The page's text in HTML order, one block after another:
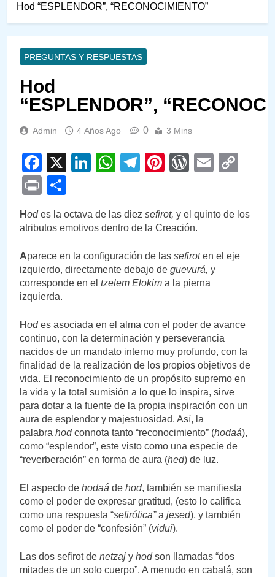
Hod “ESPLENDOR”, “RECONOCIMIENTO”
PREGUNTAS Y RESPUESTAS
Hod
“ESPLENDOR”,
Admin 4 Años Ago 0 3 Mins
Facebook
X LinkedIn
WhatsApp
Telegram
PinterestEmail
Print
Hodes la octava de las diez sefirot, y el quinto de los
atributos emotivos dentro de la Creación.
Aparece en la configuración de las sefiroten el eje
izquierdo, directamente debajo de guevurá, y
corresponde en el tzelem Elokim a la pierna
izquierda.
Hodes asociada en el alma con el poder de avance
continuo, con la determinación y perseverancia
nacidos de un mandato interno muy profundo, con la
finalidad de la realización de los propios objetivos de
vida. El reconocimiento de un propósito supremo en
la vida y la total sumisión a lo que lo inspira, sirve
para dotar a la fuente de la propia inspiración con un
aura de esplendor y majestuosidad. Así, la
palabra hodconnota tanto “reconocimiento” (hodaá),
como “esplendor”, este visto como una especie de
“reverberación” en forma de aura (hed) de luz.
E l aspecto de hodaá de hod, también se manifiesta
como el poder de expresar gratitud, (esto lo califica
como una respuesta “sefirótica”a jesed), y también
como el poder de “confesión” (vidui).
Las dos sefirot de netzaj y hodson llamadas “dos
mitades de un solo cuerpo”. A menudo en cabalá, son